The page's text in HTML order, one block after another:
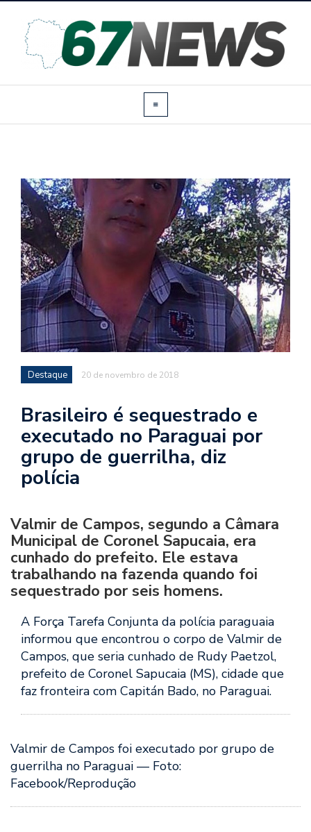
Destaque 20 de novembro de 2018
Brasileiro é sequestrado e
executado no Paraguai por
grupo de guerrilha, diz
polícia
Valmir de Campos, segundo a Câmara
Municipal de Coronel Sapucaia, era
cunhado do prefeito. Ele estava
trabalhando na fazenda quando foi
sequestrado por seis homens.
A Força Tarefa Conjunta da polícia paraguaia
informou que encontrou o corpo de Valmir de
Campos, que seria cunhado de Rudy Paetzol,
prefeito de Coronel Sapucaia (MS), cidade que
faz fronteira com Capitán Bado, no Paraguai.
Valmir de Campos foi executado por grupo de
guerrilha no Paraguai — Foto:
Facebook/Reprodução